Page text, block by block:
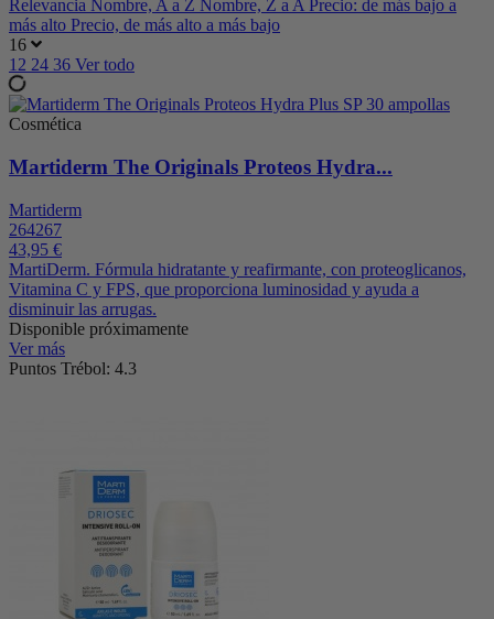
Relevancia Nombre, A a Z Nombre, Z a A Precio: de más bajo a
más alto Precio, de más alto a más bajo
16
12 24 36 Ver todo
Cosmética
Martiderm The Originals Proteos Hydra...
Martiderm
264267
43,95 €
MartiDerm. Fórmula hidratante y reafirmante, con proteoglicanos,
Vitamina C y FPS, que proporciona luminosidad y ayuda a
disminuir las arrugas.
Disponible próximamente
Ver más
Puntos Trébol: 4.3